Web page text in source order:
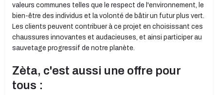
valeurs communes telles que le respect de l'environnement, le
bien-être des individus et la volonté de bâtir un futur plus vert.
Les clients peuvent contribuer à ce projet en choisissant ces
chaussures innovantes et audacieuses, et ainsi participer au
sauvetage progressif de notre planète.
Zèta, c'est aussi une offre pour
tous :